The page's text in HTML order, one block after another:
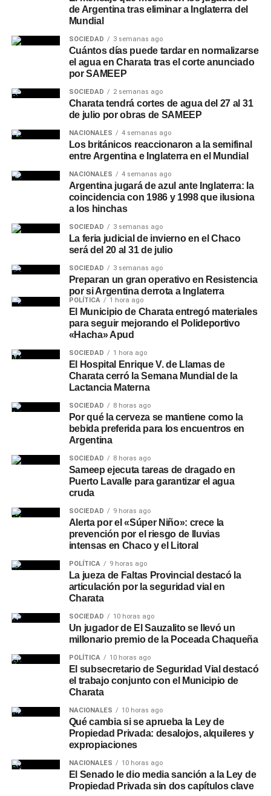
de Argentina tras eliminar a Inglaterra del
Mundial
SOCIEDAD 3 semanas ago
Cuántos días puede tardar en normalizarse
el agua en Charata tras el corte anunciado
por SAMEEP
SOCIEDAD 2 semanas ago
Charata tendrá cortes de agua del 27 al 31
de julio por obras de SAMEEP
NACIONALES 4 semanas ago
Los británicos reaccionaron a la semifinal
entre Argentina e Inglaterra en el Mundial
NACIONALES 4 semanas ago
Argentina jugará de azul ante Inglaterra: la
coincidencia con 1986 y 1998 que ilusiona
a los hinchas
SOCIEDAD 3 semanas ago
La feria judicial de invierno en el Chaco
será del 20 al 31 de julio
SOCIEDAD 3 semanas ago
Preparan un gran operativo en Resistencia
por si Argentina derrota a Inglaterra
POLÍTICA 1 hora ago
El Municipio de Charata entregó materiales
para seguir mejorando el Polideportivo
«Hacha» Apud
SOCIEDAD 1 hora ago
El Hospital Enrique V. de Llamas de
Charata cerró la Semana Mundial de la
Lactancia Materna
SOCIEDAD 8 horas ago
Por qué la cerveza se mantiene como la
bebida preferida para los encuentros en
Argentina
SOCIEDAD 8 horas ago
Sameep ejecuta tareas de dragado en
Puerto Lavalle para garantizar el agua
cruda
SOCIEDAD 9 horas ago
Alerta por el «Súper Niño»: crece la
prevención por el riesgo de lluvias
intensas en Chaco y el Litoral
POLÍTICA 9 horas ago
La jueza de Faltas Provincial destacó la
articulación por la seguridad vial en
Charata
SOCIEDAD 10 horas ago
Un jugador de El Sauzalito se llevó un
millonario premio de la Poceada Chaqueña
POLÍTICA 10 horas ago
El subsecretario de Seguridad Vial destacó
el trabajo conjunto con el Municipio de
Charata
NACIONALES 10 horas ago
Qué cambia si se aprueba la Ley de
Propiedad Privada: desalojos, alquileres y
expropiaciones
NACIONALES 10 horas ago
El Senado le dio media sanción a la Ley de
Propiedad Privada sin dos capítulos clave